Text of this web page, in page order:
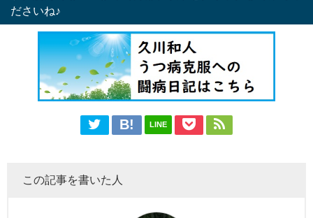
ださいね♪
LINE
この記事を書いた人